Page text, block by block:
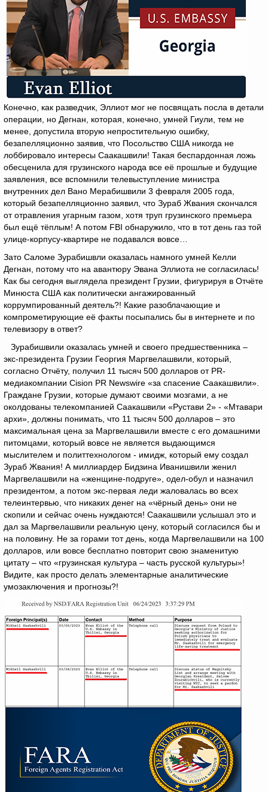
Конечно, как разведчик, Эллиот мог не посвящать посла в детали
операции, но Дегнан, которая, конечно, умней Гиули, тем не
менее, допустила вторую непростительную ошибку,
безапелляционно заявив, что Посольство США никогда не
лоббировало интересы Саакашвили! Такая беспардонная ложь
обесценила для грузинского народа все её прошлые и будущие
заявления, все вспомнили телевыступление министра
внутренних дел Вано Мерабишвили 3 февраля 2005 года,
который безапелляционно заявил, что Зураб Жвания скончался
от отравления угарным газом, хотя труп грузинского премьера
был ещё тёплым! А потом FBI обнаружило, что в тот день газ той
улице-корпусу-квартире не подавался вовсе…
Зато Саломе Зурабишвли оказалась намного умней Келли
Дегнан, потому что на авантюру Эвана Эллиота не согласилась!
Как бы сегодня выглядела президент Грузии, фигурируя в Отчёте
Минюста США как политически ангажированный
коррумпированный деятель?! Какие разоблачающие и
компрометирующие её факты посыпались бы в интернете и по
телевизору в ответ?
Зурабишвили оказалась умней и своего предшественника –
экс-президента Грузии Георгия Маргвелашвили, который,
согласно Отчёту, получил 11 тысяч 500 долларов от PR-
медиакомпании Cision PR Newswire «за спасение Саакашвили».
Граждане Грузии, которые думают своими мозгами, а не
околдованы телекомпанией Саакашвили «Рустави 2» - «Мтавари
архи», должны понимать, что 11 тысяч 500 долларов – это
максимальная цена за Маргвелашвили вместе с его домашними
питомцами, который вовсе не является выдающимся
мыслителем и политтехнологом - имидж, который ему создал
Зураб Жвания! А миллиардер Бидзина Иванишвили женил
Маргвелашвили на «женщине-подруге», одел-обул и назначил
президентом, а потом экс-первая леди жаловалась во всех
телеинтервью, что никаких денег на «чёрный день» они не
скопили и сейчас очень нуждаются! Саакашвили услышал это и
дал за Маргвелашвили реальную цену, который согласился бы и
на половину. Не за горами тот день, когда Маргвелашвили на 100
долларов, или вовсе бесплатно повторит свою знаменитую
цитату – что «грузинская культура – часть русской культуры»!
Видите, как просто делать элементарные аналитические
умозаключения и прогнозы?!